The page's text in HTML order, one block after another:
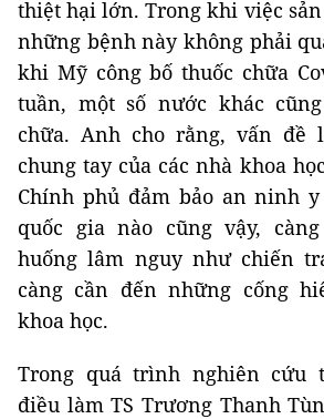
thiệt hại lớn. Trong khi việc
những bệnh này không phải
khi Mỹ công bố thuốc chữa
tuần, một số nước khác
chữa. Anh cho rằng, vấn đề
chung tay của các nhà khoa
Chính phủ đảm bảo an ninh
quốc gia nào cũng vậy,
huống lâm nguy như chiến
càng cần đến những cống
khoa học.
Trong quá trình nghiên cứu
điều làm TS Trương Thanh